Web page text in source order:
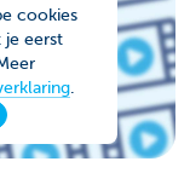
cookies
eerst
.